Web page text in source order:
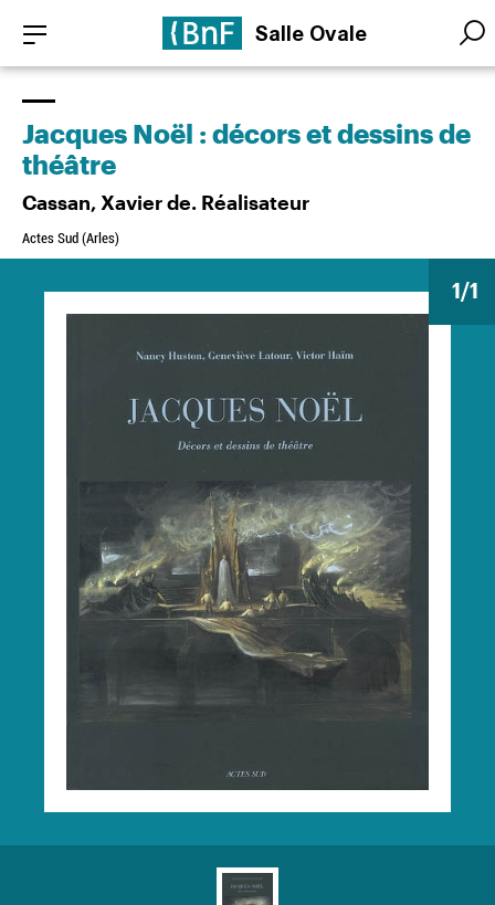
contenu
principal
Salle Ovale
1/1
Jacques Noël : décors et dessins de
théâtre
Cassan, Xavier de. Réalisateur
Actes Sud (Arles)
Panneau de gestion des cookies